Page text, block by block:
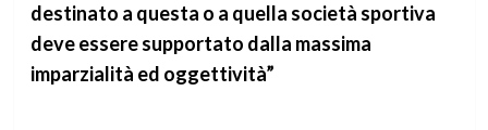
destinato a questa o a quella società sportiva
deve essere supportato dalla massima
imparzialità ed oggettività”